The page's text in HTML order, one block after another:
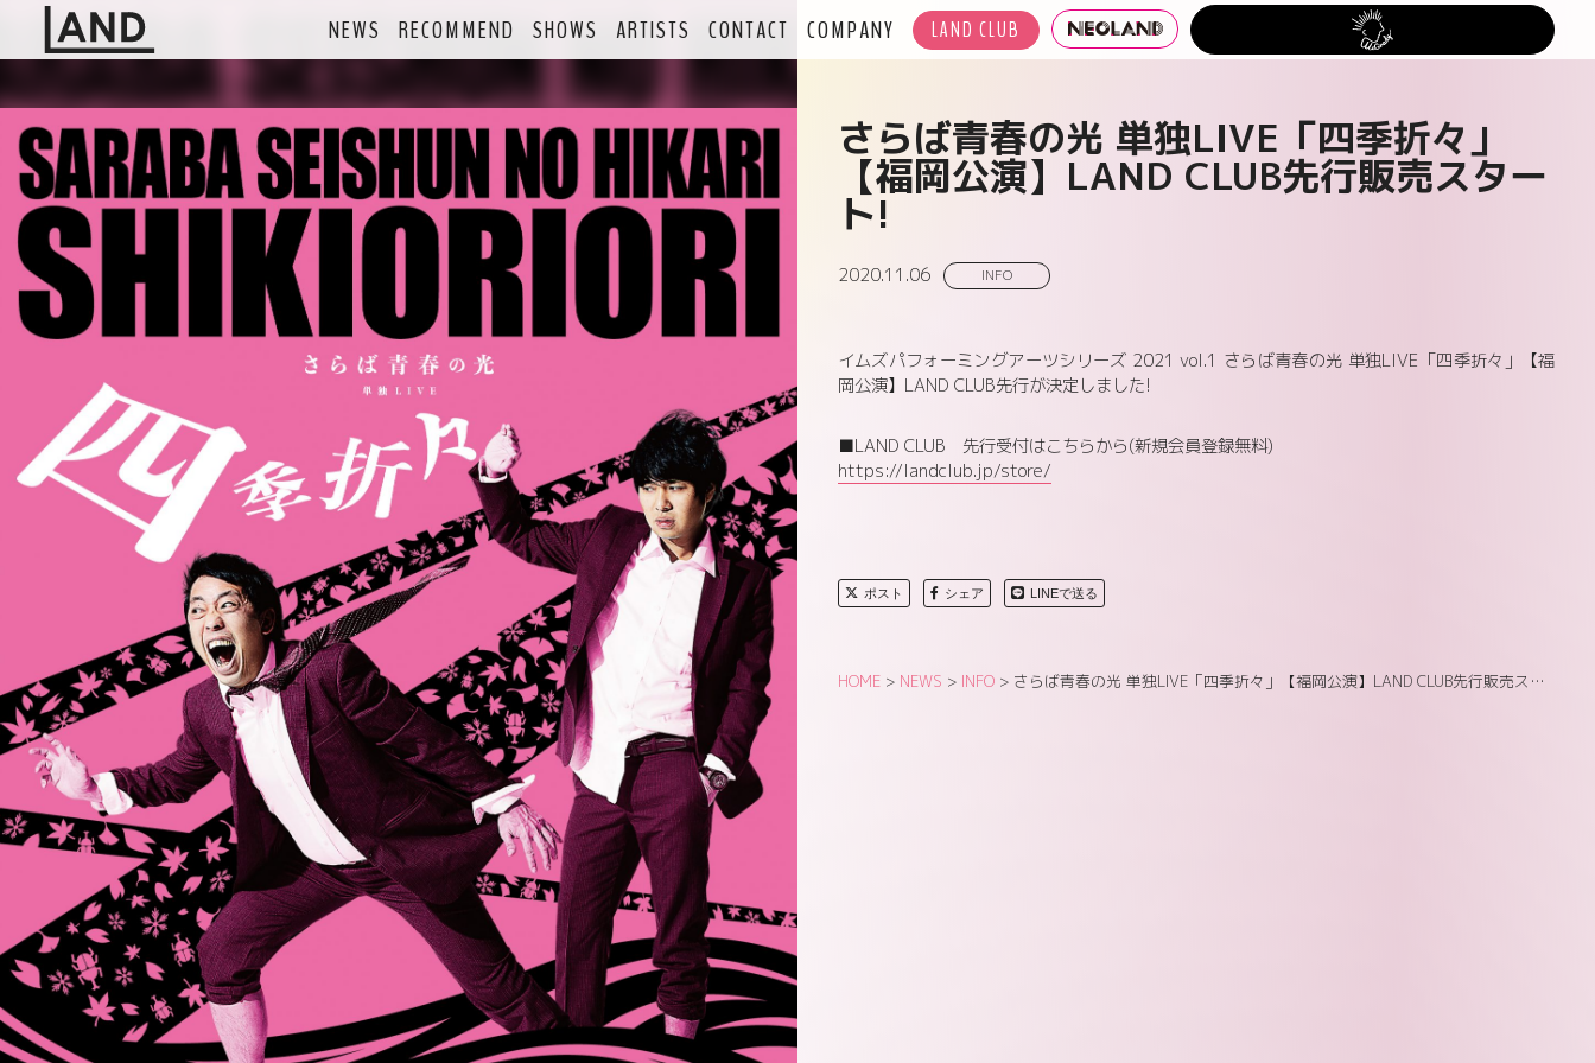
NEWS RECOMMEND SHOWS ARTISTS CONTACT COMPANY LAND CLUB
さらば青春の光 単独LIVE「四季折々」
【福岡公演】LAND CLUB先行販売スター
ト!
2020.11.06 INFO
イムズパフォーミングアーツシリーズ 2021 vol.1 さらば青春の光 単独LIVE「四季折々」【福
岡公演】LAND CLUB先行が決定しました!
■LAND CLUB 先行受付はこちらから(新規会員登録無料)
https://landclub.jp/store/
ポスト シェア LINEで送る
HOME> NEWS > INFO> さらば青春の光 単独LIVE「四季折々」【福岡公演】LAND CLUB先行販売スタート!